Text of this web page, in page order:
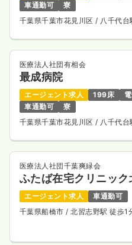
車通勤可
寮
千葉県千葉市花見川区/ 八千代台
医療法人社団有相会
最成病院
エージェント求人 199床
車通勤可
寮
千葉県千葉市花見川区/ 八千代台
医療法人社団千葉爽緑会
ふたば在宅クリニッ
エージェント求人
車通勤可
千葉県船橋市/ 北習志野駅 徒歩1